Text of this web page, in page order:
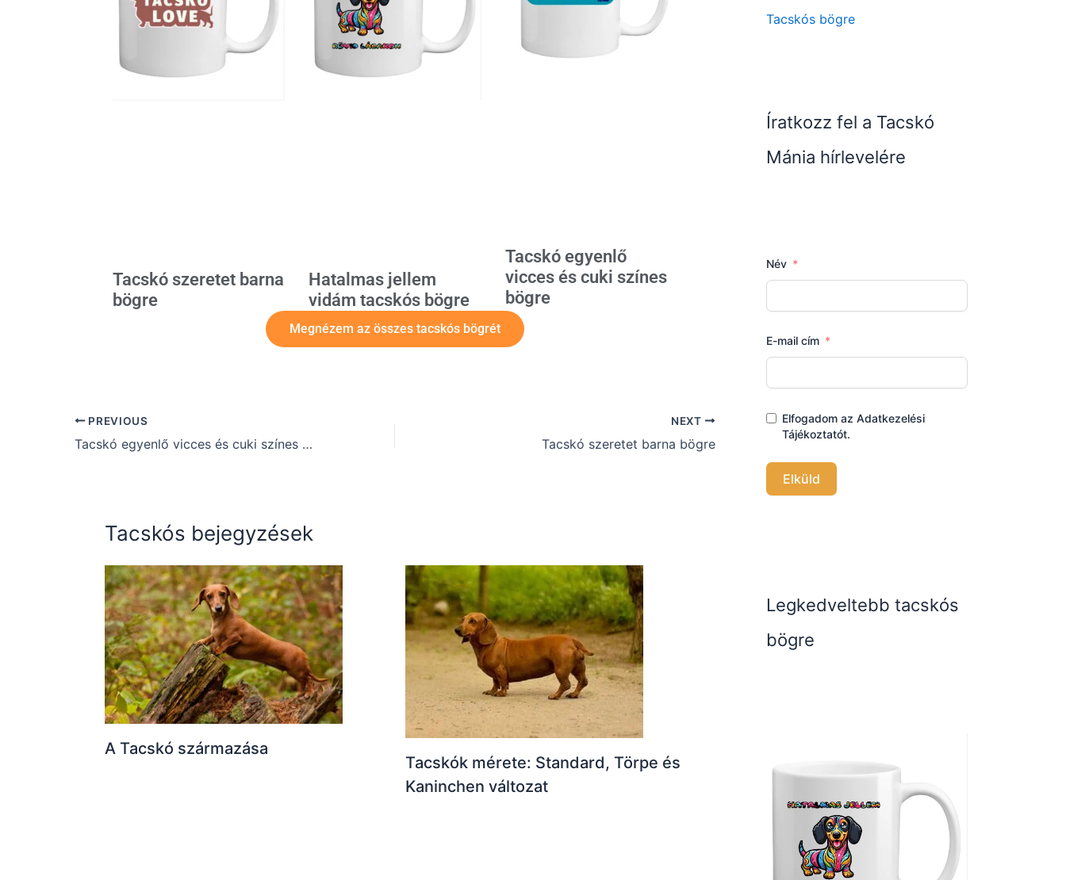
Tacskó szeretet barna
bögre
Hatalmas jellem
vidám tacskós bögre
Tacskó egyenlő
vicces és cuki színes
bögre
Megnézem az összes tacskós bögrét
PREVIOUS
Tacskó egyenlő vicces és cuki színes bögre
NEXT
Tacskó szeretet barna bögre
Tacskós bejegyzések
A Tacskó származása
Tacskók mérete: Standard, Törpe és
Kaninchen változat
Tacskós bögre
Íratkozz fel a Tacskó
Mánia hírlevelére
Név
E-mail cím
Elfogadom az Adatkezelési
Tájékoztatót.
Elküld
Legkedveltebb tacskós
bögre